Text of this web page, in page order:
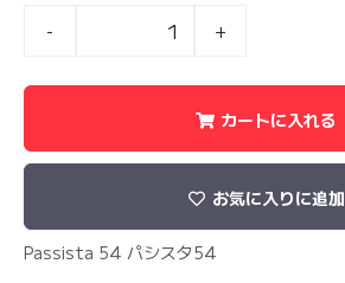
- +
カートに入れる
お気に入りに追加
Passista 54 パシスタ54